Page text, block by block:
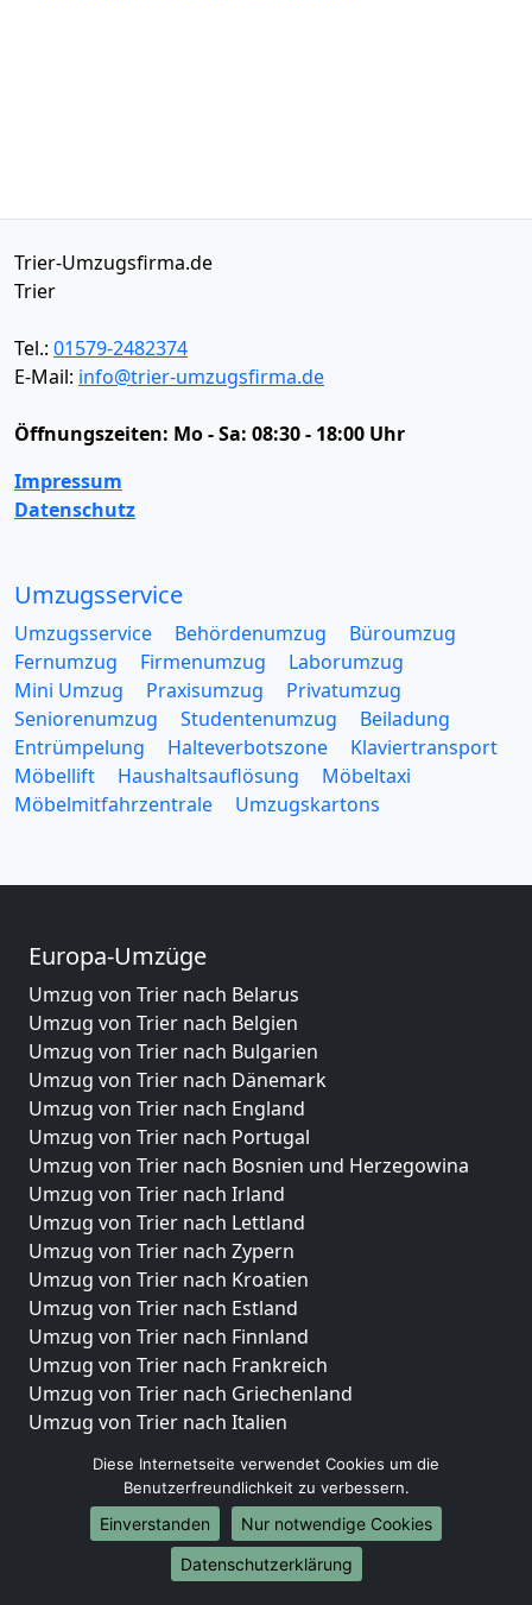
Trier-Umzugsfirma.de
Trier
Tel.: 01579-2482374
E-Mail: info@trier-umzugsfirma.de
Öffnungszeiten: Mo - Sa: 08:30 - 18:00 Uhr
Impressum
Datenschutz
Umzugsservice
Umzugsservice Behördenumzug
Büroumzug
Fernumzug
Firmenumzug
Laborumzug
Mini Umzug
Praxisumzug
Privatumzug
Seniorenumzug
Studentenumzug
Beiladung
Entrümpelung
Halteverbotszone
Klaviertransport
Möbellift
Haushaltsauflösung
Möbeltaxi
Möbelmitfahrzentrale
Umzugskartons
Europa-Umzüge
Umzug von Trier nach Belarus
Umzug von Trier nach Belgien
Umzug von Trier nach Bulgarien
Umzug von Trier nach Dänemark
Umzug von Trier nach England
Umzug von Trier nach Portugal
Umzug von Trier nach Bosnien und Herzegowina
Umzug von Trier nach Irland
Umzug von Trier nach Lettland
Umzug von Trier nach Zypern
Umzug von Trier nach Kroatien
Umzug von Trier nach Estland
Umzug von Trier nach Finnland
Umzug von Trier nach Frankreich
Umzug von Trier nach Griechenland
Umzug von Trier nach Italien
Umzug von Trier nach Luxemburg
Umzug von Trier nach Niederlande
Umzug von Trier nach Norwegen
Umzüge-Deutschlandweit
Diese Internetseite verwendet Cookies um die
Benutzerfreundlichkeit zu verbessern.
Einverstanden
Nur notwendige Cookies
Datenschutzerklärung